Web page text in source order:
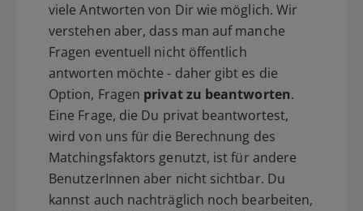
viele Antworten von Dir wie möglich. Wir
verstehen aber, dass man auf manche
Fragen eventuell nicht öffentlich
antworten möchte - daher gibt es die
Option, Fragen privat zu beantworten.
Eine Frage, die Du privat beantwortest,
wird von uns für die Berechnung des
Matchingsfaktors genutzt, ist für andere
BenutzerInnen aber nicht sichtbar. Du
kannst auch nachträglich noch bearbeiten,